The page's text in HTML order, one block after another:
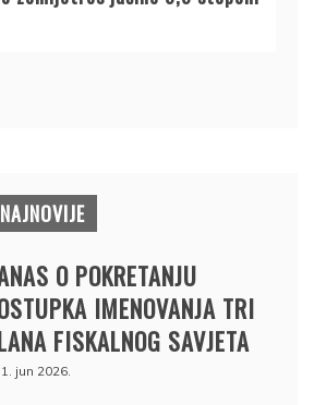
NAJNOVIJE
O POKRETANJU
IMENOVANJA TRI
FISKALNOG SAVJETA
1. jun 2026.